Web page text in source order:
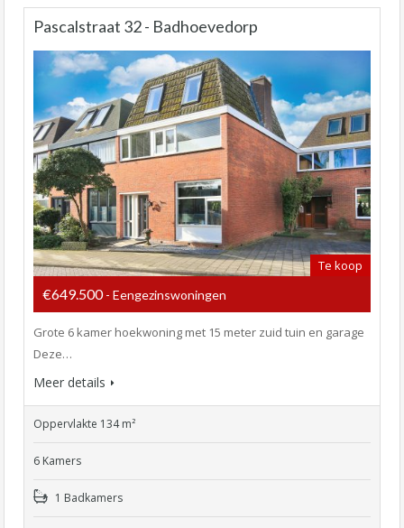
Pascalstraat 32 - Badhoevedorp
Te koop
€649.500- Eengezinswoningen
Grote 6 kamer hoekwoning met 15 meter zuid tuin en garage
Deze…
Meer details
Oppervlakte 134 m²
6 Kamers
1 Badkamers